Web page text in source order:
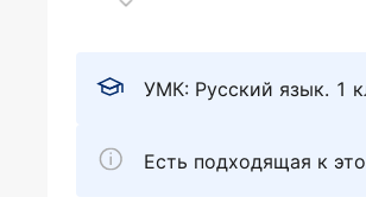
УМК: Русский язык. 1
Есть подходящая к